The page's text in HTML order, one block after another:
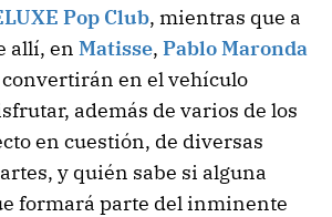
Pop Club, mientras que a
allí, en Matisse, Pablo Maronda
en el vehículo
además de varios de los
en cuestión, de diversas
y quién sabe si alguna
formará parte del inminente